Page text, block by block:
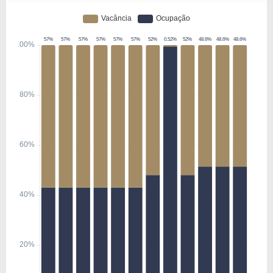
contratuais dos locatários.
localizado em Macaé (RJ).
vacância após a desocupação integral do imóvel
de receitas e a distribuição de rendimentos.
Desde então, a estratégia tem sido direcionada à
gradualmente a vacância, embora ainda em